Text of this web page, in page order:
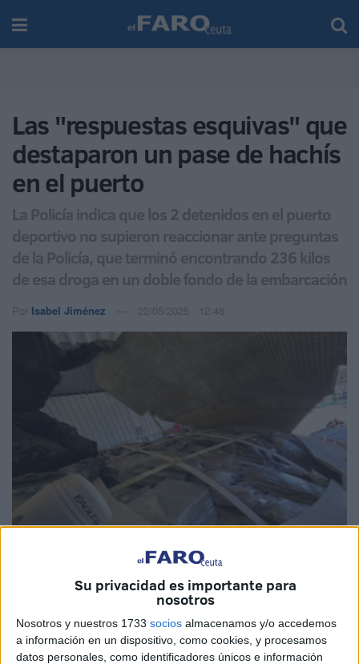
Su privacidad es importante para
nosotros
Nosotros y nuestros 1733 socios almacenamos y/o accedemos
a información en un dispositivo, como cookies, y procesamos
datos personales, como identificadores únicos e información
Las "respuestas esquivas" que
destaparon un pase de hachís
en el puerto
La Policía indica que los 2 detenidos en el puerto
deportivo no supieron reaccionar ante preguntas
de la Policía, que terminó encontrando 236 kilos
de esa droga en un doble fondo de la embarcación
Por Isabel Jiménez 22/05/2025 - 12:48
Las“respuestas esquivas”ofrecidas por losdos